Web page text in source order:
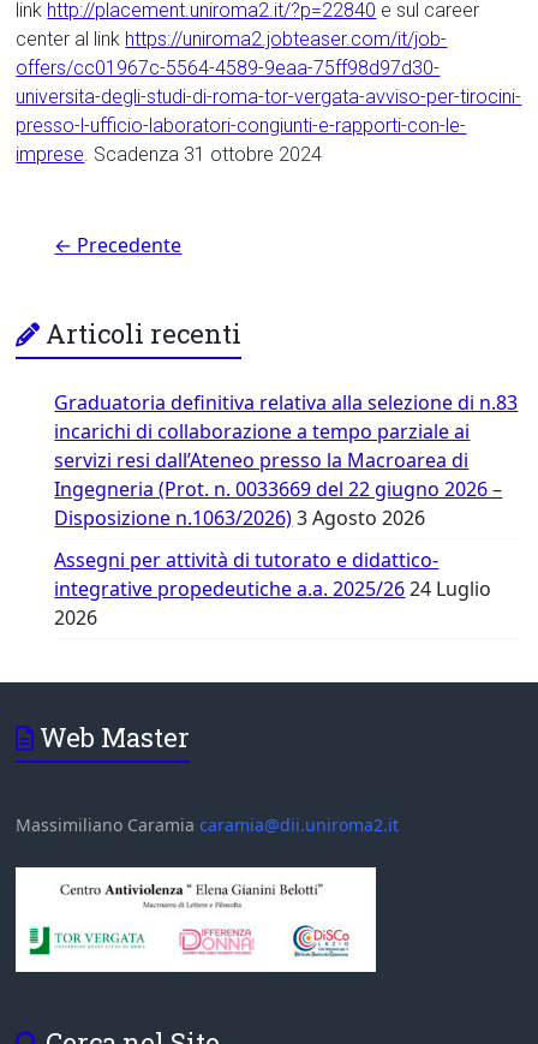
link http://placement.uniroma2.it/?p=22840 e sul career
center al link https://uniroma2.jobteaser.com/it/job-
offers/cc01967c-5564-4589-9eaa-75ff98d97d30-
universita-degli-studi-di-roma-tor-vergata-avviso-per-tirocini-
presso-l-ufficio-laboratori-congiunti-e-rapporti-con-le-
imprese. Scadenza 31 ottobre 2024
← Precedente
Articoli recenti
Graduatoria definitiva relativa alla selezione di n.83
incarichi di collaborazione a tempo parziale ai
servizi resi dall’Ateneo presso la Macroarea di
Ingegneria (Prot. n. 0033669 del 22 giugno 2026 –
Disposizione n.1063/2026) 3 Agosto 2026
Assegni per attività di tutorato e didattico-
integrative propedeutiche a.a. 2025/26 24 Luglio
2026
Web Master
Massimiliano Caramiacaramia@dii.uniroma2.it